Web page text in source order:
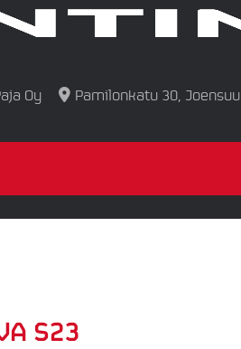
Oy Pamilonkatu 30, Joensuu
S23